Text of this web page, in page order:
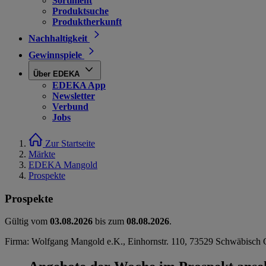
Produktsuche
Produktherkunft
Nachhaltigkeit
Gewinnspiele
Über EDEKA
EDEKA App
Newsletter
Verbund
Jobs
Zur Startseite
Märkte
EDEKA Mangold
Prospekte
Prospekte
Gültig vom 03.08.2026 bis zum 08.08.2026.
Firma: Wolfgang Mangold e.K., Einhornstr. 110, 73529 Schwäbisch